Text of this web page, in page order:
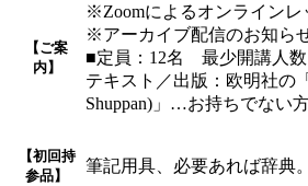
【ご案
内】
※Zoomによるオンライン
※アーカイブ配信のお知ら
■定員：12名 最少開講人数
テキスト／出版：欧明社
Shuppan)」…お持ちでない
【初回持
参品】
筆記用具、必要あれば辞典。